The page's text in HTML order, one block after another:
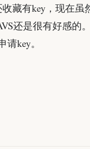
藏有key，现在虽
还是很有好感的
key。